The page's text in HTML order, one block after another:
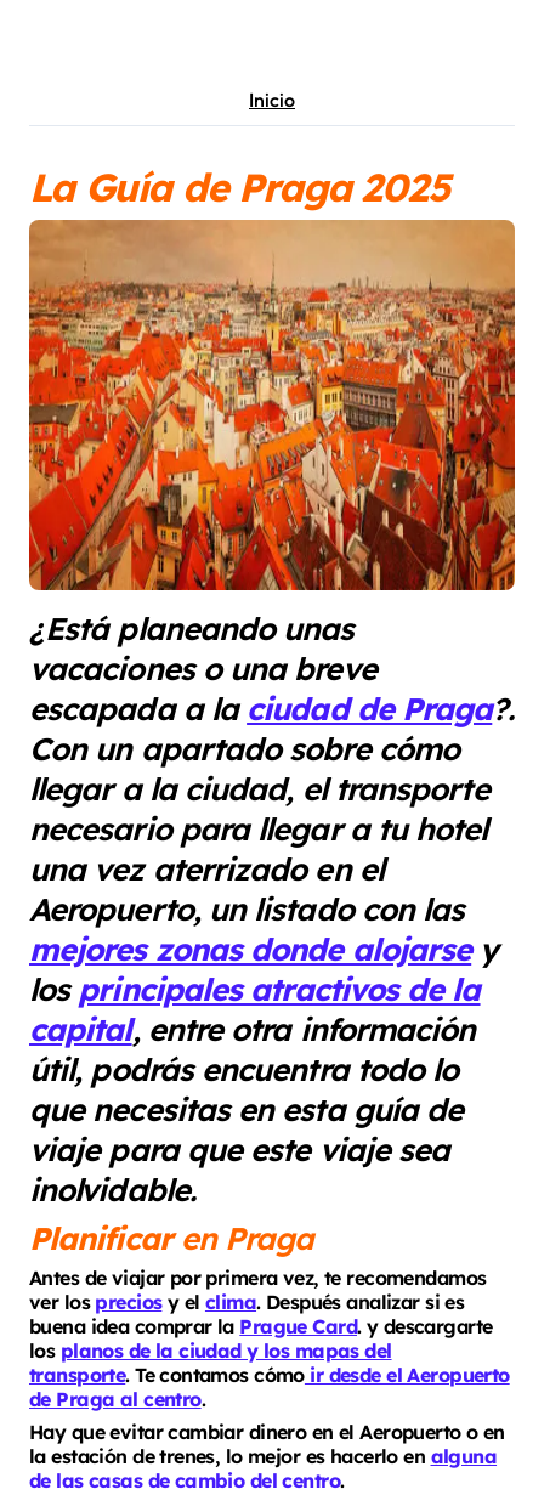
Inicio
La Guía de Praga 2025
¿Está planeando unas
vacaciones o una breve
escapada a la ciudad de Praga?.
Con un apartado sobre cómo
llegar a la ciudad, el transporte
necesario para llegar a tu hotel
una vez aterrizado en el
Aeropuerto, un listado con las
mejores zonas donde alojarsey
losprincipales atractivos de la
capital, entre otra información
útil, podrás encuentra todo lo
que necesitas en esta guía de
viaje para que este viaje sea
inolvidable.
Planificaren Praga
Antes de viajar por primera vez, te recomendamos
ver los preciosy el clima. Después analizar si es
buena idea comprar la Prague Card. y descargarte
los planos de la ciudad y los mapas del
transporte. Te contamos cómoir desde el Aeropuerto
de Praga al centro.
Hay que evitar cambiar dinero en el Aeropuerto o en
la estación de trenes, lo mejor es hacerlo en alguna
de las casas de cambio del centro.